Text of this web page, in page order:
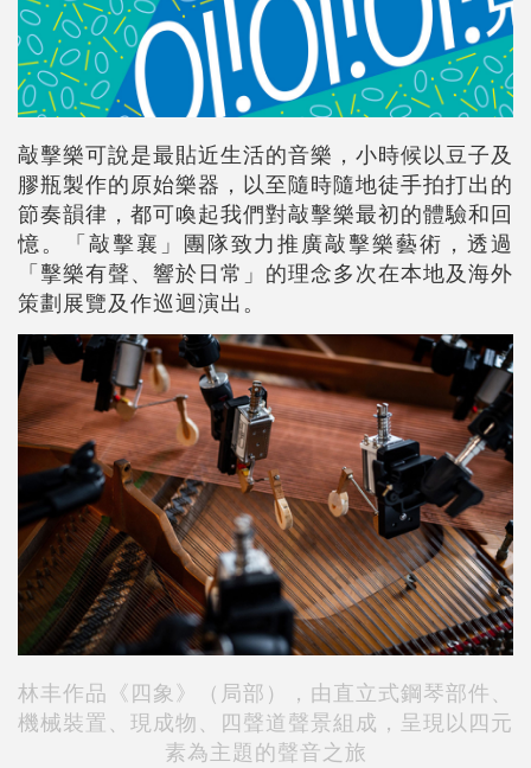
敲擊樂可說是最貼近生活的音樂，小時候以豆子及
膠瓶製作的原始樂器，以至隨時隨地徒手拍打出的
節奏韻律，都可喚起我們對敲擊樂最初的體驗和回
憶。「敲擊襄」團隊致力推廣敲擊樂藝術，透過
「擊樂有聲、響於日常」的理念多次在本地及海外
策劃展覽及作巡迴演出。
林丰作品《四象》（局部），由直立式鋼琴部件、
機械裝置、現成物、四聲道聲景組成，呈現以四元
素為主題的聲音之旅